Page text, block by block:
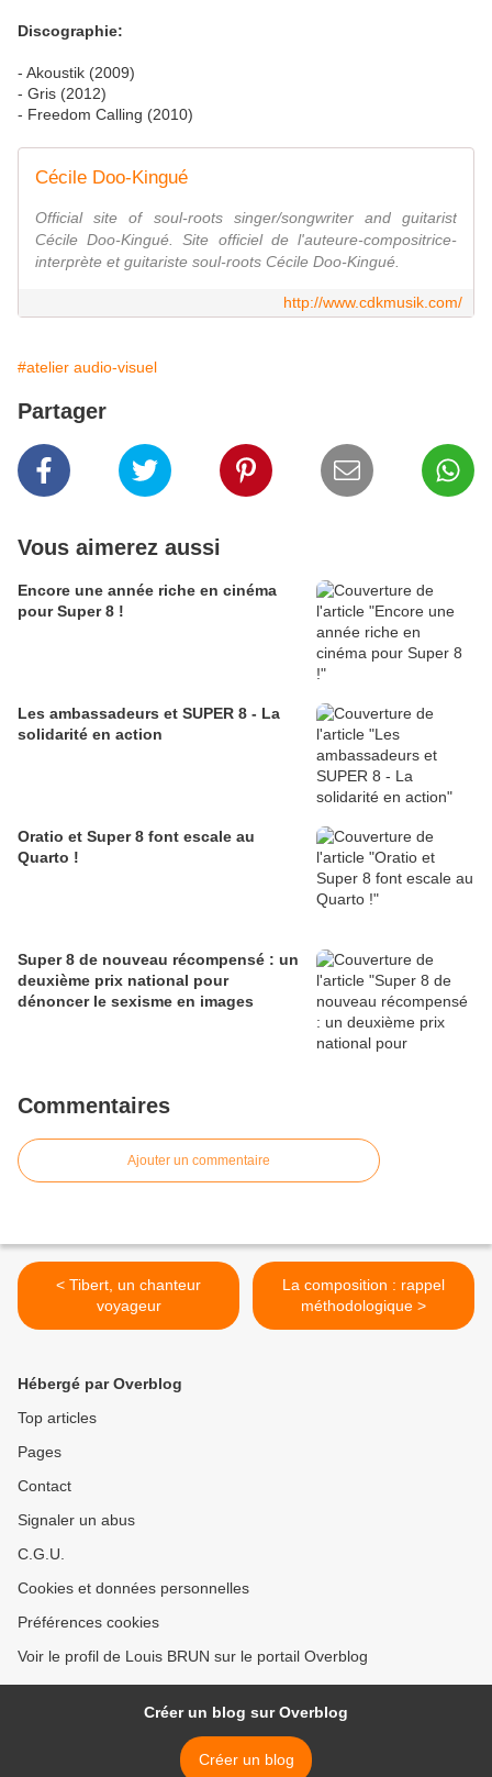
Discographie:
- Akoustik (2009)
- Gris (2012)
- Freedom Calling (2010)
Cécile Doo-Kingué
Official site of soul-roots singer/songwriter and guitarist
Cécile Doo-Kingué. Site officiel de l'auteure-compositrice-
interprète et guitariste soul-roots Cécile Doo-Kingué.
http://www.cdkmusik.com/
#atelier audio-visuel
Partager
Vous aimerez aussi
Encore une année riche en cinéma
pour Super 8 !
Les ambassadeurs et SUPER 8 - La
solidarité en action
Oratio et Super 8 font escale au
Quarto !
Super 8 de nouveau récompensé : un
deuxième prix national pour
dénoncer le sexisme en images
Commentaires
Ajouter un commentaire
< Tibert, un chanteur
voyageur
La composition : rappel
méthodologique >
Hébergé par Overblog
Top articles
Pages
Contact
Signaler un abus
C.G.U.
Cookies et données personnelles
Préférences cookies
Voir le profil de Louis BRUN sur le portail Overblog
Créer un blog sur Overblog
Créer un blog